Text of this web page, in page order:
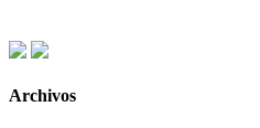
Archivos